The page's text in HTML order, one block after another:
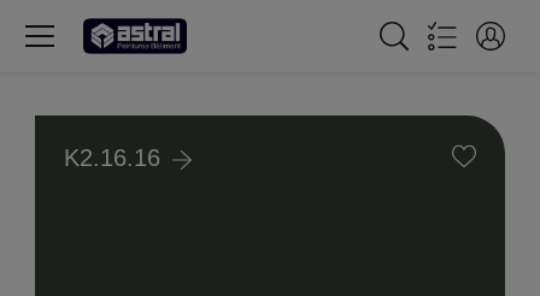
K2.16.16